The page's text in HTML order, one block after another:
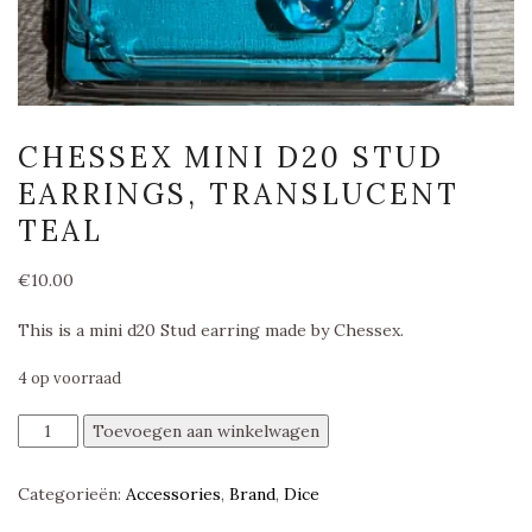
CHESSEX MINI D20 STUD
EARRINGS, TRANSLUCENT
TEAL
€10.00
This is a mini d20 Stud earring made by Chessex.
4 op voorraad
Chessex
Mini
Stud
Toevoegen aan winkelwagen
Categorieën: Accessories, Brand, Dice